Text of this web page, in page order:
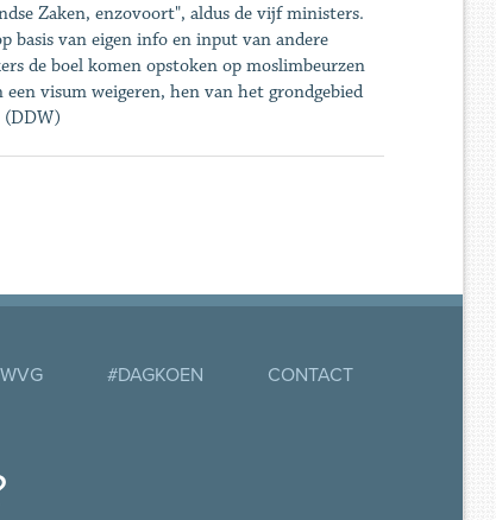
Zaken, enzovoort", aldus de vijf ministers.
basis van eigen info en input van andere
de boel komen opstoken op moslimbeurzen
visum weigeren, hen van het grondgebied
(DDW)
#DAGKOEN CONTACT